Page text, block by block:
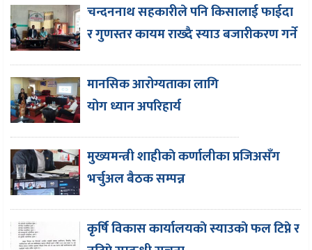
चन्दननाथ सहकारीले पनि किसालाई फाईदा
र गुणस्तर कायम राख्दै स्याउ बजारीकरण गर्ने
मानसिक आरोग्यताका लागि
योग ध्यान अपरिहार्य
मुख्यमन्त्री शाहीकाे कर्णालीका प्रजिअसँग
भर्चुअल बैठक सम्पन्न
कृर्षि विकास कार्यालयकाे स्याउकाे फल टिप्ने र